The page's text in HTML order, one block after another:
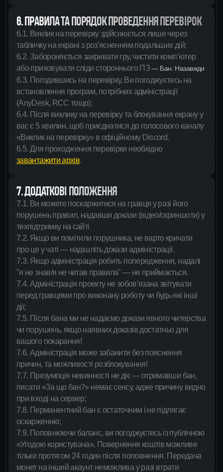
6. ПРАВИЛА ТА ПОРЯДОК ПРОВЕДЕННЯ ПЕРЕВІРОК
6.1. Виклик на перевірку здійснюється лише через
табличку на екрані з роз’ясненням подальших дій;
6.2. Забороняється закривати гру, чистити комп’ютер
або приховувати сліди стороннього ПЗ— Бан: Назавжди
6.3. Погодившись на перевірку, Ви погоджуєтесь на
встановлення програм, потрібних адміністрації
(AnyDesk, RCC тощо);
6.4. Після виклику на перевірку та блокування екрану у
вас є 5 хвилин, щоб приєднатися до голосового каналу
«Виклик на перевірку» в офіційному Discord.
6.5. Для проходження перевірки необхідно
завантажити архів.
7. ДОДАТКОВІ ПОЛОЖЕННЯ
7.1. Ви можете поскаржитися на гравця у разі його
порушень правил, надавши докази (відео/скриншоти) у
техпідтримку на сайті
7.2. Якщо ви помітили порушника, не варто кричати
про це у чаті — надішліть докази адміністрації.
7.3. Якщо адміністрація робить попередження, надалі
"я не знав/я не читав правила" — не приймається.
7.4. Адміністрація проекту не зобов’язана звітувати
перед гравцями про виконану роботу чи будь-які інші
дії;
7.5. Після бана ми не надаємо докази явного читерства
чи порушень, якщо наявних доказів достатньо для
вашого покарання!
7.6. Адміністрація може забанити без пояснення
причин, та можливості розблокування!
7.7. Презумпція невинності не діє — отримавши бан,
писати «За що бан?» немає сенсу, адже причину видно
при вході на сервер;
7.8. Перманентний бан є остаточним і не підлягає
оскарженню;
7.9. Поповнюючи баланс, ви погоджуєтесь із публічною
«Угодою користувача». Повернення коштів можливе
тільки протягом 24 годин після поповнення. Передача
монет на інший акаунт неможлива у разі втрати